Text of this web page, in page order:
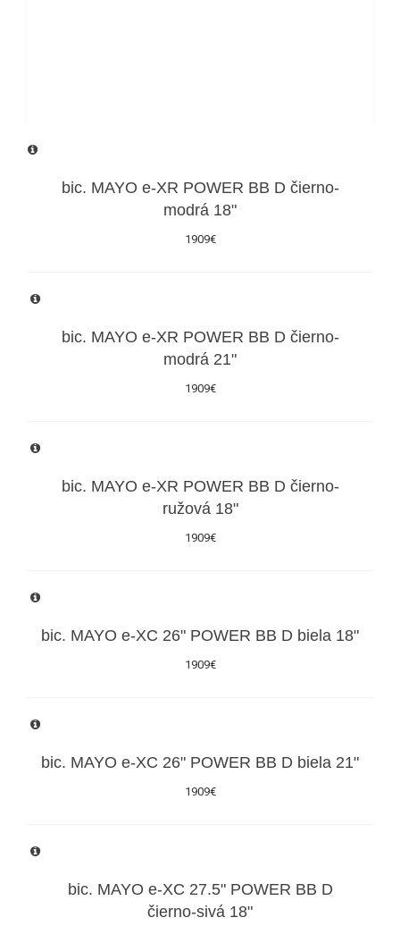
bic. MAYO e-XR POWER BB D čierno-
modrá 18"
1909€
bic. MAYO e-XR POWER BB D čierno-
modrá 21"
1909€
bic. MAYO e-XR POWER BB D čierno-
ružová 18"
1909€
bic. MAYO e-XC 26" POWER BB D biela 18"
1909€
bic. MAYO e-XC 26" POWER BB D biela 21"
1909€
bic. MAYO e-XC 27.5" POWER BB D
čierno-sivá 18"